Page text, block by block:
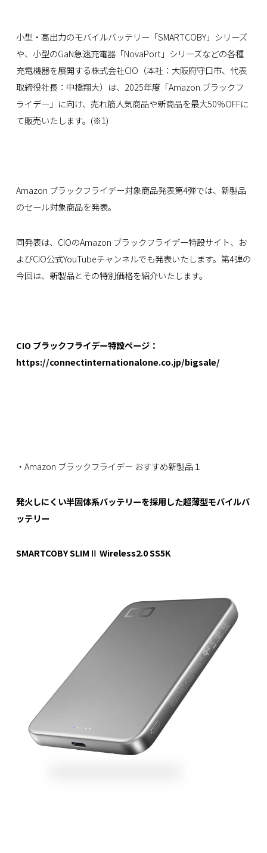
小型・高出力のモバイルバッテリー「SMARTCOBY」シリーズ
や、小型のGaN急速充電器「NovaPort」シリーズなどの各種
充電機器を展開する株式会社CIO（本社：大阪府守口市、代表
取締役社長：中橋翔大）は、2025年度「Amazon ブラックフ
ライデー」に向け、売れ筋人気商品や新商品を最大50％OFFに
て販売いたします。(※1)
Amazon ブラックフライデー対象商品発表第4弾では、新製品
のセール対象商品を発表。
同発表は、CIOのAmazon ブラックフライデー特設サイト、お
よびCIO公式YouTubeチャンネルでも発表いたします。第4弾の
今回は、新製品とその特別価格を紹介いたします。
CIO ブラックフライデー特設ページ：
https://connectinternationalone.co.jp/bigsale/
・Amazon ブラックフライデー おすすめ新製品１
発火しにくい半固体系バッテリーを採用した超薄型モバイルバ
ッテリー
SMARTCOBY SLIMⅡ Wireless2.0 SS5K